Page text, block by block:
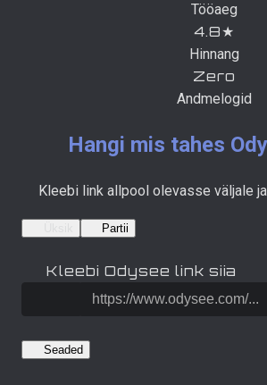
Tööaeg
4.8★
Hinnang
Zero
Andmelogid
Hangi mis tahes
Kleebi link allpool olevasse väljale
Partii
Kleebi Odysee link siia
Seaded